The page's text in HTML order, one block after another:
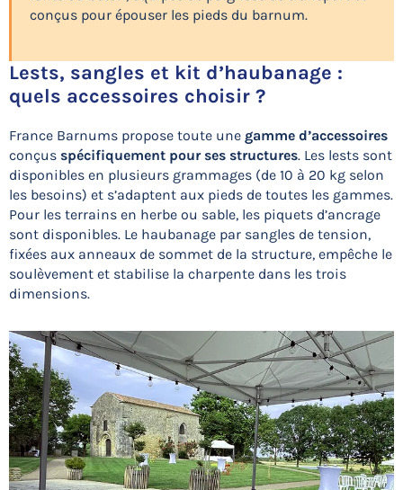
conçus pour épouser les pieds du barnum.
Lests, sangles et kit d’haubanage :
quels accessoires choisir ?
France Barnums propose toute une gamme d’accessoires
conçus spécifiquement pour ses structures. Les lests sont
disponibles en plusieurs grammages (de 10 à 20 kg selon
les besoins) et s’adaptent aux pieds de toutes les gammes.
Pour les terrains en herbe ou sable, les piquets d’ancrage
sont disponibles. Le haubanage par sangles de tension,
fixées aux anneaux de sommet de la structure, empêche le
soulèvement et stabilise la charpente dans les trois
dimensions.